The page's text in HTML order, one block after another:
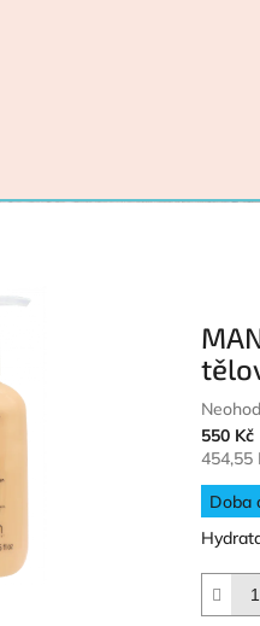
550 Kč
454,55
Měrná
Doba